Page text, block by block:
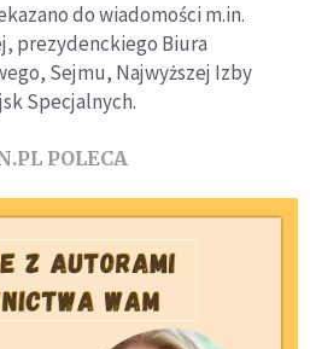
do wiadomości m.in.
prezydenckiego Biura
Sejmu, Najwyższej Izby
Specjalnych.
POLECA